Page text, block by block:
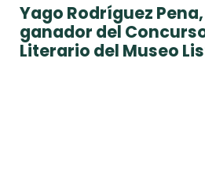
Yago Rodríguez Pena,
ganador del
Literario del Museo